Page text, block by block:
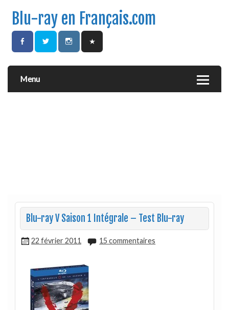
Blu-ray en Français.com
Menu
Blu-ray V Saison 1 Intégrale – Test Blu-ray
22 février 2011 15 commentaires